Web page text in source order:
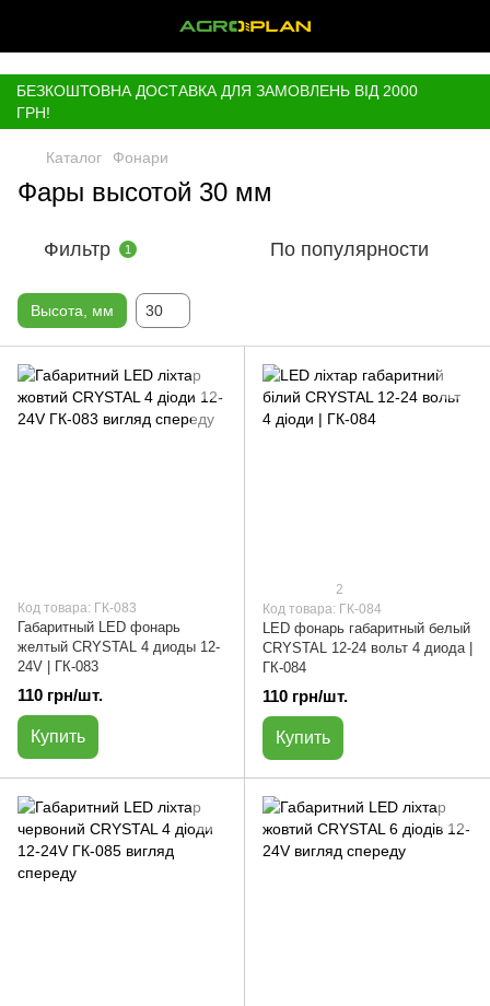
БЕЗКОШТОВНА ДОСТАВКА ДЛЯ ЗАМОВЛЕНЬ ВІД 2000
ГРН!
Каталог Фонари
Фары высотой 30 мм
Фильтр 1 По популярности
Высота, мм 30
Код товара: ГК-083
Габаритный LED фонарь
желтый CRYSTAL 4 диоды 12-
24V | ГК-083
110 грн/шт.
Купить
2
Код товара: ГК-084
LED фонарь габаритный белый
CRYSTAL 12-24 вольт 4 диода |
ГК-084
110 грн/шт.
Купить